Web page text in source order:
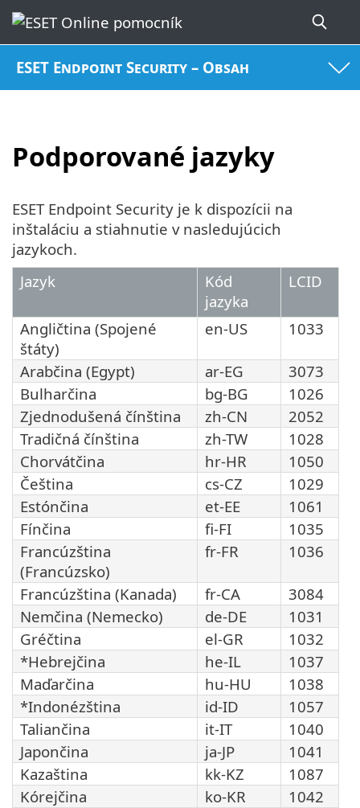
ESET Endpoint Security – Obsah
Podporované jazyky
ESET Endpoint Security je k dispozícii na
inštaláciu a stiahnutie v nasledujúcich
jazykoch.
Jazyk
Kód
jazyka
LCID
Angličtina (Spojené
štáty)
en-US 1033
Arabčina (Egypt) ar-EG
3073
Bulharčina
bg-BG
1026
Zjednodušená čínština
zh-CN
2052
Tradičná čínština
zh-TW
1028
Chorvátčina
hr-HR
1050
Čeština
cs-CZ
1029
Estónčina
et-EE
1061
Fínčina
fi-FI
1035
Francúzština
(Francúzsko)
fr-FR 1036
Francúzština (Kanada) fr-CA
3084
Nemčina (Nemecko)
de-DE
1031
Gréčtina
el-GR
1032
*Hebrejčina
he-IL
1037
Maďarčina
hu-HU
1038
*Indonézština
id-ID
1057
Taliančina
it-IT
1040
Japončina
ja-JP
1041
Kazaština
kk-KZ
1087
Kórejčina
ko-KR
1042